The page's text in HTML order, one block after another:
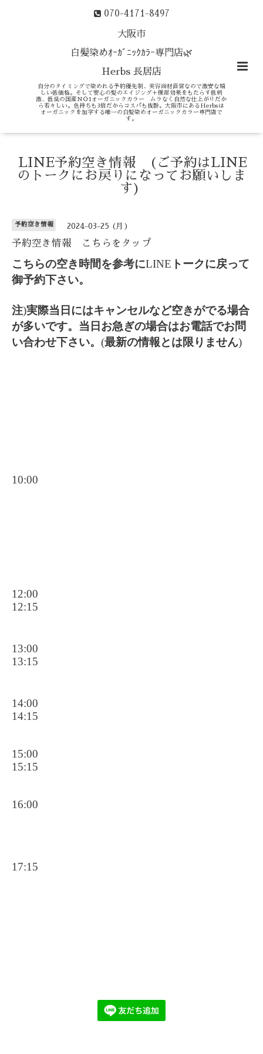
070-4171-8497
大阪市
白髪染めｵｰｶﾞﾆｯｸｶﾗｰ専門店🌿
Herbs 長居店
自分のタイミングで染めれる予約優先制、美容商材直営なので激安な嬉
しい低価格。そして安心の髪のエイジング＋保湿効果をもたらす低刺
激、低臭の国産ＮＯ1オーガニックカラー ムラなく自然な仕上がりだか
ら若々しい。色持ちも3倍だからコスパも抜群。大阪市にあるHerbsは
オーガニックを加学する唯一の白髪染めオーガニックカラー専門店で
す。
LINE予約空き情報 (ご予約はLINE
のトークにお戻りになってお願いしま
す)
予約空き情報 2024-03-25 (月)
予約空き情報 こちらをタップ
こちらの空き時間を参考にLINE トークに戻って
御予約下さい。
注)実際当日にはキャンセルなど空きがでる場合
が多いです。当日お急ぎの場合はお電話でお問
い合わせ下さい。 (最新の情報とは限りません)
10:00
12:00
12:15
13:00
13:15
14:00
14:15
15:00
15:15
16:00
17:15